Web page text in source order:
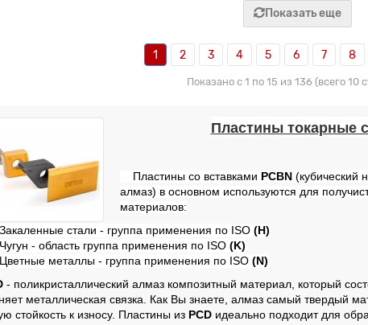
Показать еще
1 2 3 4 5 6 7 8
Показано с 1 по 15 из 136 (всего 10
Пластины токарные
Пластины со вставками PCBN (кубический
алмаз) в основном используются для
материалов:
Закаленные стали - группа применения по ISO (Н)
Чугун - область группа применения по ISO (K)
Цветные металлы - группа применения по ISO (N)
- поликристаллический алмаз композитный материал, который
металлическая связка. Как Вы знаете, алмаз самый твердый
стойкость к износу. Пластины из PCD идеально подходит для